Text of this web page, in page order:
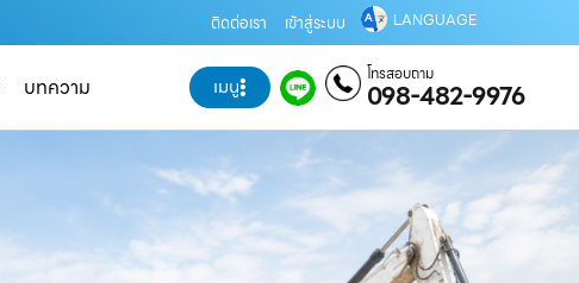
ติดต่อเรา เข้าสู่ระบบ LANGUAGE
บทความ เมนู โทรสอบถาม
098-482-9976